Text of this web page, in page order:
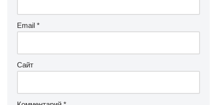
Email *
Сайт